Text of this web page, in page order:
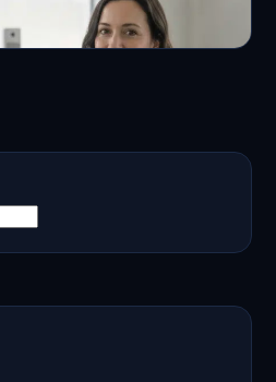
23 มิถุนายน 2026